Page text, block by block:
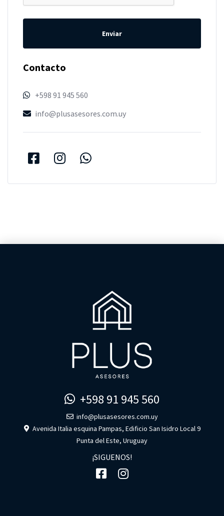
Enviar
Contacto
+598 91 945 560
info@plusasesores.com.uy
+598 91 945 560
info@plusasesores.com.uy
Avenida Italia esquina Pampas, Edificio San Isidro Local 9
Punta del Este, Uruguay
¡SIGUENOS!